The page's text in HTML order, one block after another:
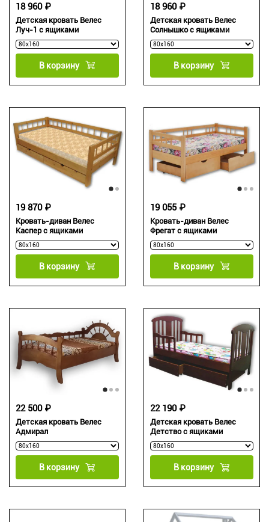
Детская кровать Велес
Луч-1 с ящиками
18 960 ₽
В корзину
Детская кровать Велес
Солнышко с ящиками
18 960 ₽
В корзину
Кровать-диван Велес
Каспер с ящиками
19 870 ₽
В корзину
Кровать-диван Велес
Фрегат с ящиками
19 055 ₽
В корзину
Детская кровать Велес
Адмирал
22 500 ₽
В корзину
Детская кровать Велес
Детство с ящиками
22 190 ₽
В корзину